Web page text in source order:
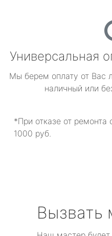
Универсальная
Мы берем оплату от Вас
наличный или
*При отказе от ремонта
1000 руб.
Вызвать